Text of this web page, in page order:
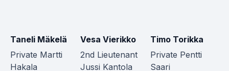
Taneli Mäkelä
Private Martti
Hakala
Vesa Vierikko
2nd Lieutenant
Jussi Kantola
Timo Torikka
Private Pentti
Saari